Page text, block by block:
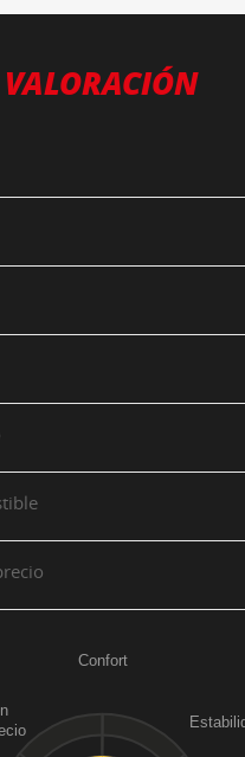
VALORACIÓN
Confort